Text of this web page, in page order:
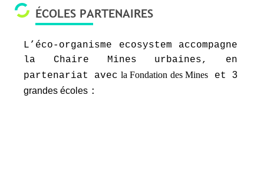
ÉCOLES PARTENAIRES
L’éco-organisme ecosystem accompagne
la Chaire Mines urbaines, en
partenariat avec la Fondation des Mines et3
grandes écoles :